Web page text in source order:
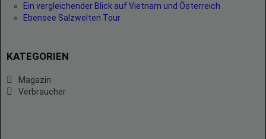
Ein vergleichender Blick auf Vietnam und Österreich
Ebensee Salzwelten Tour
KATEGORIEN
Magazin
Verbraucher